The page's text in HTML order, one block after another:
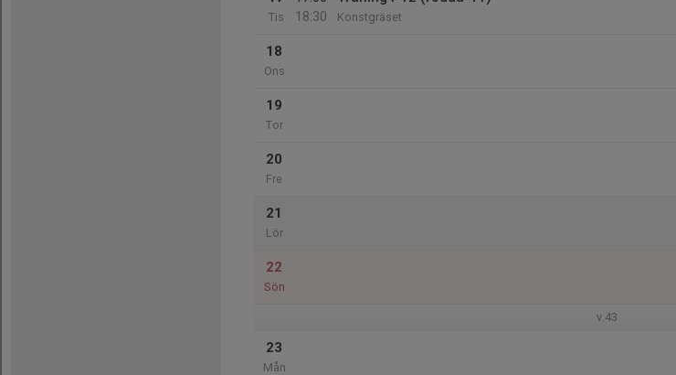
Tis
18:30
Konstgräset
18
Ons
19
Tor
20
Fre
21
Lör
22
Sön
v.43
23
Mån